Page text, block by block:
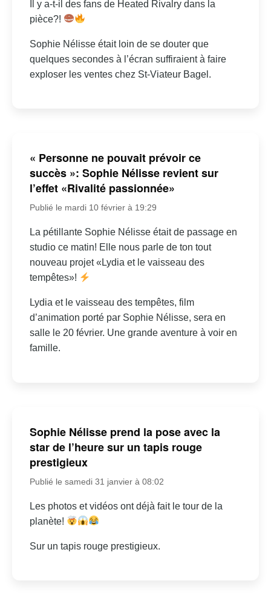
Il y a-t-il des fans de Heated Rivalry dans la
pièce?!
Sophie Nélisse était loin de se douter que
quelques secondes à l’écran suffiraient à faire
exploser les ventes chez St-Viateur Bagel.
« Personne ne pouvait prévoir ce
succès »: Sophie Nélisse revient sur
l’effet «Rivalité passionnée»
Publié le mardi 10 février à 19:29
La pétillante Sophie Nélisse était de passage en
studio ce matin! Elle nous parle de ton tout
nouveau projet «Lydia et le vaisseau des
tempêtes»!
Lydia et le vaisseau des tempêtes, film
d’animation porté par Sophie Nélisse, sera en
salle le 20 février. Une grande aventure à voir en
famille.
Sophie Nélisse prend la pose avec la
star de l’heure sur un tapis rouge
prestigieux
Publié le samedi 31 janvier à 08:02
Les photos et vidéos ont déjà fait le tour de la
planète!
Sur un tapis rouge prestigieux.